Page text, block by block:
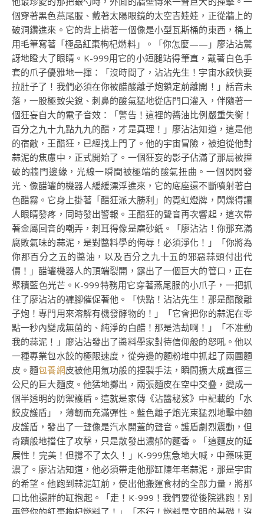
個穿著黑色燕尾服、戴著太陽眼鏡的太空吉娃娃，正從牆上的
破洞鑽進來。它的背上揹著一個像是小型瓦斯桶的東西，桶上
用毛筆寫著「極品紅棗枸杞燃料」。「你怎麼——」廖沾沾驚
訝地瞪大了眼睛。K-999用它的小短腿站得筆直，戴著白色手
套的爪子優雅地一揮：「沒時間了，沾沾先生！宇宙水餃快要
拉肚子了！我們必須在你被醋酸離子炮鎖定前離開！」話音未
落，一股極致尖銳、刺鼻的酸氣猛地從店門口灌入，伴隨著一
個狂妄自大的電子音效：「警告！這裡的醬油比例嚴重失衡！
百分之九十九點九九的醋，才是真理！」廖沾沾知道，這是他
的宿敵，王醋狂，已經找上門了。他的宇宙冒險，被迫從他對
蒜泥的焦慮中，正式開始了。一個狂妄的影子佔滿了那扇被撞
破的牆門邊緣，光線一瞬間被極端的酸氣扭曲。一個閃閃發
光、像醋罐的機器人緩緩漂浮進來，它的底座還不斷噴射著白
色醋霧。它身上掛著「醋狂派大勝利」的霓虹燈牌，閃爍得讓
人眼睛發疼，同時發出警報。王醋狂的聲音再次響起，這次帶
著金屬回音的嘲弄，刺耳得像是磨砂紙。「廖沾沾！你那充滿
腐敗氣味的蒜泥，是對醬料學的侮辱！必須淨化！」「你將為
你那百分之五的醬油，以及百分之九十五的邪惡蒜頭付出代
價！」醋罐機器人的頂端裂開，露出了一個巨大的管口，正在
聚積藍色光芒。K-999特務用它穿著燕尾服的小爪子，一把抓
住了廖沾沾的褲腳催促著他。「快點！沾沾先生！那是醋酸離
子炮！專門用來溶解有機發酵物的！」「它會把你的蒜泥在零
點一秒內變成無菌的、純淨的白醋！那是浩劫啊！」「不准動
我的蒜泥！」廖沾沾發出了醬料學家對待信仰般的怒吼。他以
一種專業包水餃的極限速度，從旁邊的麵粉堆中抓起了兩團麵
皮。麵包養網皮被他用氣功般的捏製手法，瞬間擴大成直徑三
公尺的巨大麵皮。他猛地擲出，兩張麵皮在空中交疊，變成一
個半透明的防禦護盾。這就是家傳《沾醬秘笈》中記載的「水
餃皮護盾」，薄韌而充滿彈性。藍色離子炮光束猛烈地擊中麵
皮護盾，發出了一聲像是汽水開蓋的聲音。護盾劇烈震動，但
奇蹟般地擋住了攻擊，只是散發出濃郁的麵香。「這麵皮的延
展性！完美！但撐不了太久！」K-999焦急地大喊，中藥味更
濃了。廖沾沾知道，他必須帶走他那缸陳年老蒜泥，那是宇宙
的希望。他跑到蒜泥缸前，使出他搬運食材的全部力量，將那
口比他還胖的缸抱起。「走！K-999！我們要從後院逃跑！別
再管你的紅棗枸杞燃料了！」「不行！燃料是文明的基礎！沒